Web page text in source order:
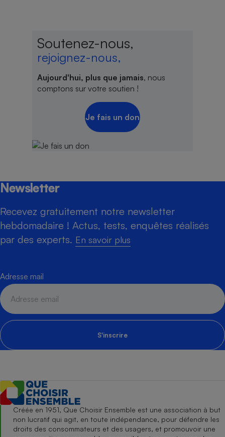
Soutenez-nous,
rejoignez-nous,
Aujourd'hui, plus que jamais, nous
comptons sur votre soutien !
Je fais un don
Newsletter
Recevez gratuitement notre newsletter
hebdomadaire ! Actus, tests, enquêtes réalisés
par des experts. En savoir plus
Adresse mail
S'inscrire
Créée en 1951, Que Choisir Ensemble est une association à but
non lucratif qui agit, en toute indépendance, pour défendre les
droits des consommateurs et des usagers, et promouvoir une